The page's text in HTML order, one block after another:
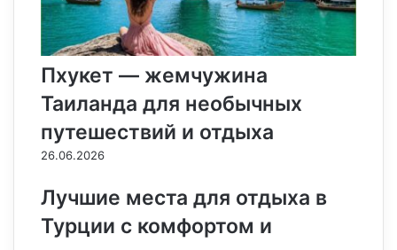
Пхукет — жемчужина
Таиланда для необычных
путешествий и отдыха
26.06.2026
Лучшие места для отдыха в
Турции с комфортом и